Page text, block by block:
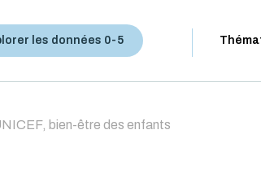
les données 0-5
bien-être des enfants